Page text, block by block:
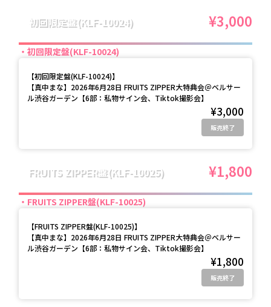
初回限定盤(KLF-10024) ¥3,000
初回限定盤(KLF-10024)
【初回限定盤(KLF-10024)】
【真中まな】2026年6月28日 FRUITS ZIPPER大特典会＠ベルサー
ル渋谷ガーデン【6部：私物サイン会、Tiktok撮影会】
¥3,000
販売終了
FRUITS ZIPPER盤(KLF-10025) ¥1,800
FRUITS ZIPPER盤(KLF-10025)
【FRUITS ZIPPER盤(KLF-10025)】
【真中まな】2026年6月28日 FRUITS ZIPPER大特典会＠ベルサー
ル渋谷ガーデン【6部：私物サイン会、Tiktok撮影会】
¥1,800
販売終了